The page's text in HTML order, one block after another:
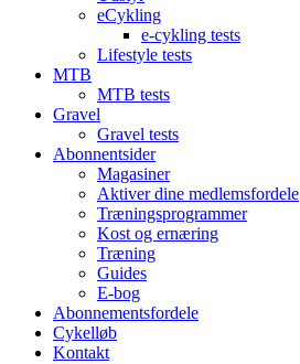
eCykling
e-cykling tests
Lifestyle tests
MTB
MTB tests
Gravel
Gravel tests
Abonnentsider
Magasiner
Aktiver dine medlemsfordele
Træningsprogrammer
Kost og ernæring
Træning
Guides
E-bog
Abonnementsfordele
Cykelløb
Kontakt